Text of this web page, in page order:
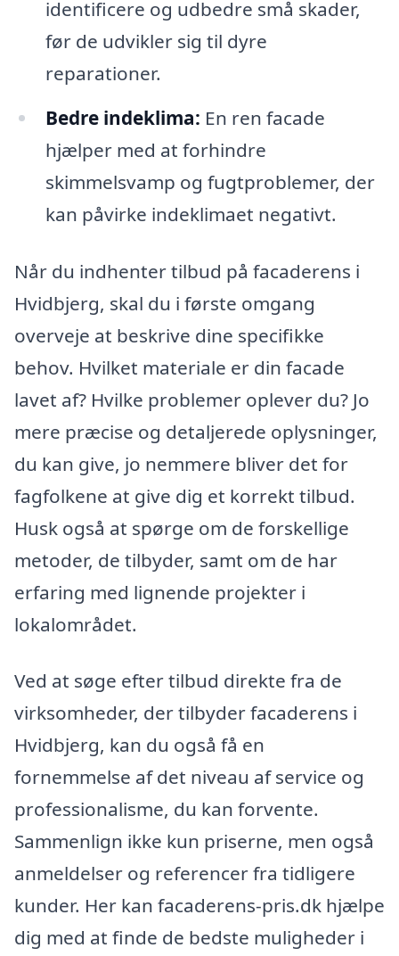
identificere og udbedre små skader,
før de udvikler sig til dyre
reparationer.
Bedre indeklima: En ren facade
hjælper med at forhindre
skimmelsvamp og fugtproblemer, der
kan påvirke indeklimaet negativt.
Når du indhenter tilbud på facaderens i
Hvidbjerg, skal du i første omgang
overveje at beskrive dine specifikke
behov. Hvilket materiale er din facade
lavet af? Hvilke problemer oplever du? Jo
mere præcise og detaljerede oplysninger,
du kan give, jo nemmere bliver det for
fagfolkene at give dig et korrekt tilbud.
Husk også at spørge om de forskellige
metoder, de tilbyder, samt om de har
erfaring med lignende projekter i
lokalområdet.
Ved at søge efter tilbud direkte fra de
virksomheder, der tilbyder facaderens i
Hvidbjerg, kan du også få en
fornemmelse af det niveau af service og
professionalisme, du kan forvente.
Sammenlign ikke kun priserne, men også
anmeldelser og referencer fra tidligere
kunder. Her kan facaderens-pris.dk hjælpe
dig med at finde de bedste muligheder i